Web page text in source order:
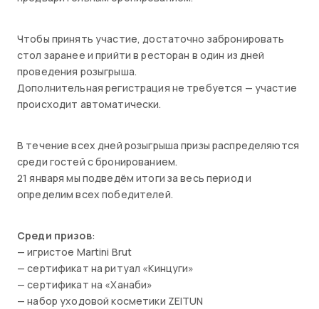
Чтобы принять участие, достаточно забронировать
стол заранее и прийти в ресторан в один из дней
проведения розыгрыша.
Дополнительная регистрация не требуется — участие
происходит автоматически.
В течение всех дней розыгрыша призы распределяются
среди гостей с бронированием.
21 января мы подведём итоги за весь период и
определим всех победителей.
Среди призов:
— игристое Martini Brut
— сертификат на ритуал «Кинцуги»
— сертификат на «Ханаби»
— набор уходовой косметики ZEITUN